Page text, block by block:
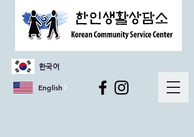
한국어
English